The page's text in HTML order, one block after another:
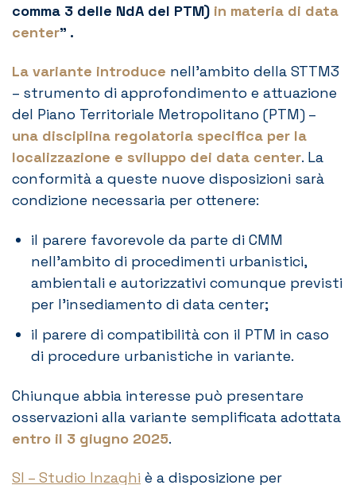
comma 3 delle NdA del PTM) in materia di data
center” .
La variante introduce nell’ambito della STTM3
– strumento di approfondimento e attuazione
del Piano Territoriale Metropolitano (PTM) –
una disciplina regolatoria specifica per la
localizzazione e sviluppo dei data center. La
conformità a queste nuove disposizioni sarà
condizione necessaria per ottenere:
il parere favorevole da parte di CMM
nell’ambito di procedimenti urbanistici,
ambientali e autorizzativi comunque previsti
per l’insediamento di data center;
il parere di compatibilità con il PTM in caso
di procedure urbanistiche in variante.
Chiunque abbia interesse può presentare
osservazioni alla variante semplificata adottata
entro il 3 giugno 2025.
SI – Studio Inzaghi è a disposizione per